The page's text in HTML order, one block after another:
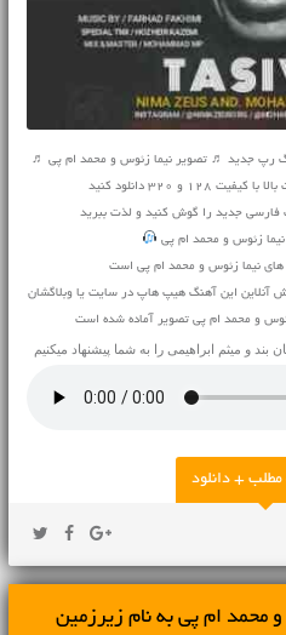
رپ جدید ♬ تصویر نیما زئوس و محمد ام پی ♬
و 320 دانلود کنید
جدید را گوش کنید و لذت ببرید
نیما زئوس و محمد ام پی
نیما زئوس و محمد ام پی است
آنلاین این آهنگ هیپ هاپ در سایت یا وبلاگشان
و محمد ام پی تصویر آماده شده است
بند و میثم ابراهیمی را به شما پیشنهاد میکنیم
مطلب + دانلود
محمد ام پی به نام زیرزمین